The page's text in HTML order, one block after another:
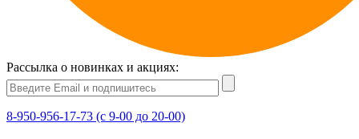
Рассылка о новинках и акциях:
8-950-956-17-73 (с 9-00 до 20-00)